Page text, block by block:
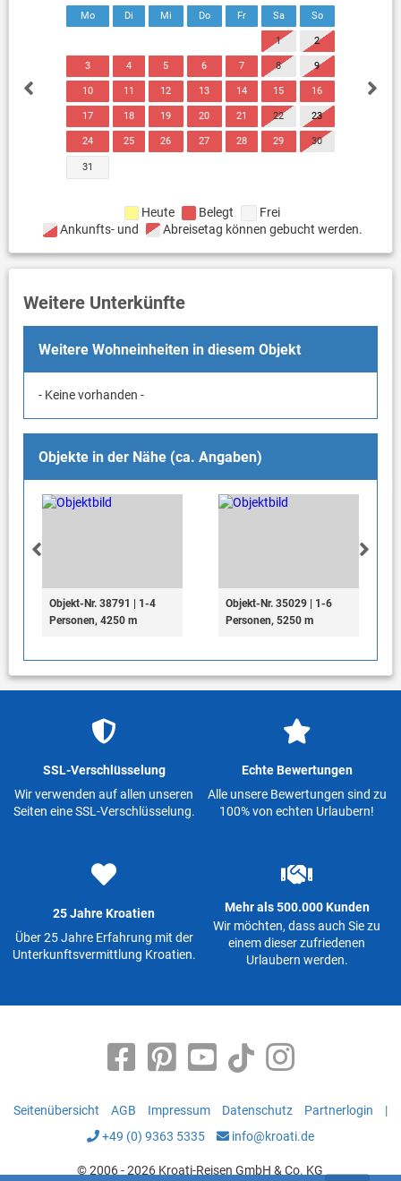
Mo Di Mi Do Fr Sa So
1 2
3 4 5 6 7 8 9
10 11 12 13 14 15 16
17 18 19 20 21 22 23
24 25 26 27 28 29 30
31
Heute Belegt
Frei
Ankunfts- und
Abreisetag können gebucht werden.
Weitere Unterkünfte
Weitere Wohneinheiten in diesem Objekt
- Keine vorhanden -
Objekte in der Nähe (ca. Angaben)
Objekt-Nr. 38791 | 1-4
Personen, 4250 m
Objekt-Nr. 35029 | 1-6
Personen, 5250 m
SSL-Verschlüsselung
Wir verwenden auf allen unseren
Seiten eine SSL-Verschlüsselung.
Echte Bewertungen
Alle unsere Bewertungen sind zu
100% von echten Urlaubern!
25 Jahre Kroatien
Über 25 Jahre Erfahrung mit der
Unterkunftsvermittlung Kroatien.
Mehr als 500.000 Kunden
Wir möchten, dass auch Sie zu
einem dieser zufriedenen
Urlaubern werden.
Seitenübersicht AGB Impressum Datenschutz Partnerlogin
|
+49 (0) 9363 5335
info@kroati.de
© 2006 - 2026 Kroati-Reisen GmbH & Co. KG